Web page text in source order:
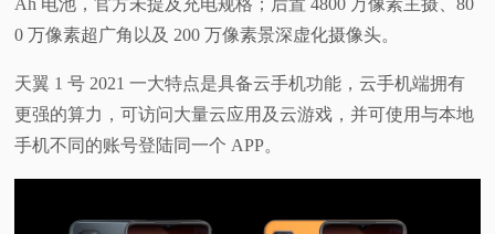
0 万像素超广角以及 200 万像素景深虚化摄像头。
天翼 1 号 2021 一大特点是具备云手机功能，云手机端拥有
更强的算力，可访问大量云应用及云游戏，并可使用与本地
手机不同的账号登陆同一个 APP。